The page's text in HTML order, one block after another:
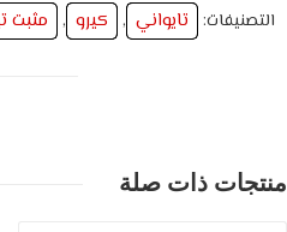
التصنيفات: تايواني , كيرو , مثبت
منتجات ذات صلة